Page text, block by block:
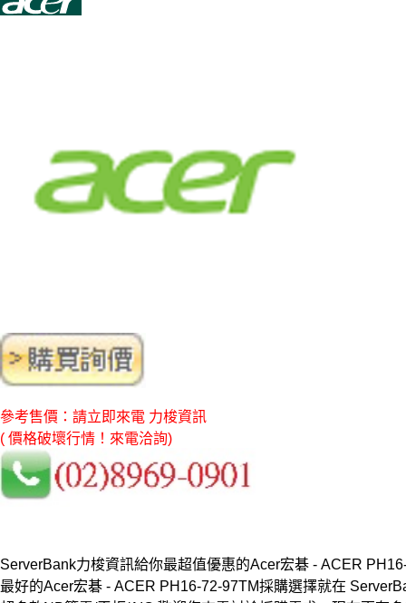
參考售價：請立即來電 力梭資訊
( 價格破壞行情！來電洽詢)
ServerBank力梭資訊給你最超值優惠的Acer宏碁 - ACER
最好的Acer宏碁 - ACER PH16-72-97TM採購選擇就在